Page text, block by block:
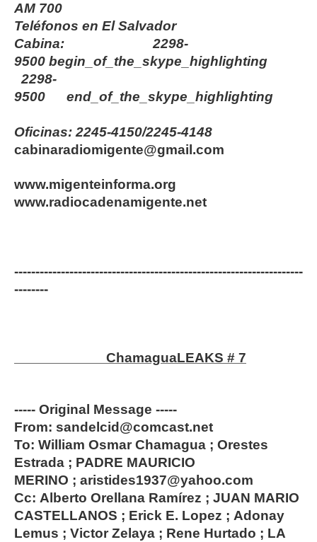
AM 700
Teléfonos en El Salvador
Cabina:2298-
9500 begin_of_the_skype_highlighting
2298-
9500
end_of_the_skype_highlighting
Oficinas: 2245-4150/2245-4148
cabinaradiomigente@gmail.com
www.migenteinforma.org
www.radiocadenamigente.net
--------------------------------------------------------------------
--------
ChamaguaLEAKS # 7
----- Original Message -----
From: sandelcid@comcast.net
To: William Osmar Chamagua ; Orestes
Estrada ; PADRE MAURICIO
MERINO ; aristides1937@yahoo.com
Cc: Alberto Orellana Ramírez ; JUAN MARIO
CASTELLANOS ; Erick E. Lopez ; Adonay
Lemus ; Victor Zelaya ; Rene Hurtado ; LA